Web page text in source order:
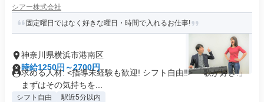
シアー株式会社
固定曜日ではなく好きな曜日・時間で入れるお仕事!
神奈川県横浜市港南区
時給1250円～2700円
求める人材: <指導未経験も歓迎! シフト自由‼> 「歌が好き!」
まずはその気持ちを...
シフト自由 駅近5分以内